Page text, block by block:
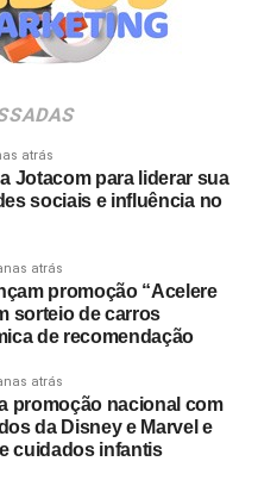
da cultura nacional,
e atrações do
oficiais do camarote
atrás
Jotacom para liderar sua
sociais e influência no
atrás
promoção “Acelere
sorteio de carros
de recomendação
atrás
promoção nacional com
da Disney e Marvel e
cuidados infantis